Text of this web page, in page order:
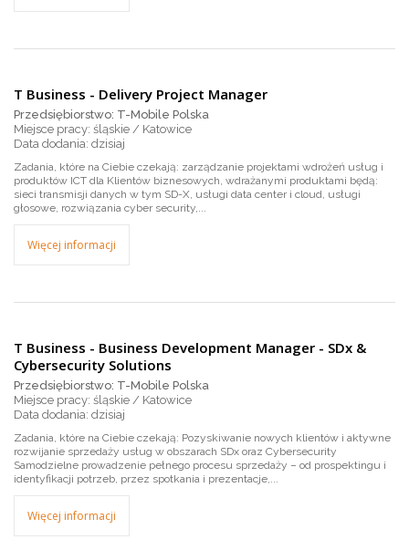
T Business - Delivery Project Manager
Przedsiębiorstwo: T-Mobile Polska
Miejsce pracy: śląskie / Katowice
dzisiaj
Zadania, które na Ciebie czekają: zarządzanie projektami wdrożeń usług i
produktów ICT dla Klientów biznesowych, wdrażanymi produktami będą:
sieci transmisji danych w tym SD-X, usługi data center i cloud, usługi
głosowe, rozwiązania cyber security,...
Więcej informacji
T Business - Business Development Manager - SDx &
Cybersecurity Solutions
Przedsiębiorstwo: T-Mobile Polska
Miejsce pracy: śląskie / Katowice
dzisiaj
Zadania, które na Ciebie czekają: Pozyskiwanie nowych klientów i aktywne
rozwijanie sprzedaży usług w obszarach SDx oraz Cybersecurity
Samodzielne prowadzenie pełnego procesu sprzedaży – od prospektingu i
identyfikacji potrzeb, przez spotkania i prezentacje,...
Więcej informacji